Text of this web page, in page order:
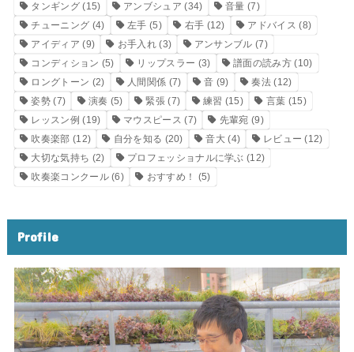
タンギング(15) アンブシュア (34) 音量 (7)
チューニング (4) 左手 (5) 右手 (12) アドバイス (8)
アイディア (9) お手入れ (3) アンサンブル (7)
コンディション (5) リップスラー (3) 譜面の読み方(10)
ロングトーン (2) 人間関係 (7) 音 (9) 奏法 (12)
姿勢 (7) 演奏 (5) 緊張 (7) 練習 (15) 言葉 (15)
レッスン例 (19) マウスピース (7) 先輩宛 (9)
吹奏楽部 (12) 自分を知る (20) 音大 (4) レビュー (12)
大切な気持ち (2) プロフェッショナルに学ぶ (12)
吹奏楽コンクール(6) おすすめ！ (5)
Profile